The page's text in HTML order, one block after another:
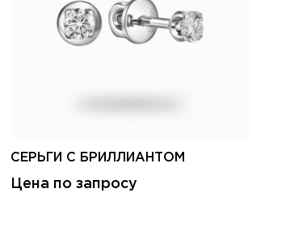
СЕРЬГИ С БРИЛЛИАНТОМ
Цена по запросу